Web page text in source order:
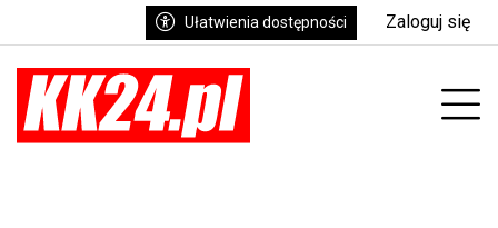
Ułatwienia dostępności Zaloguj się